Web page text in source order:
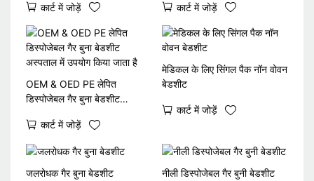
कार्ट में जोड़ें
कार्ट में जोड़ें
OEM & OED PE लेपित
डिस्पोजेबल गैर बुना बेडशीट
कार्ट में जोड़ें
मेडिकल के लिए सिंगल पैक नॉन वोवन
बेडशीट
कार्ट में जोड़ें
जलरोधक गैर बुना बेडशीट नीली डिस्पोजेबल गैर बुनी बेडशीट